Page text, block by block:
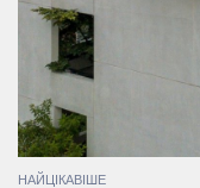
НАЙЦІКАВІШЕ